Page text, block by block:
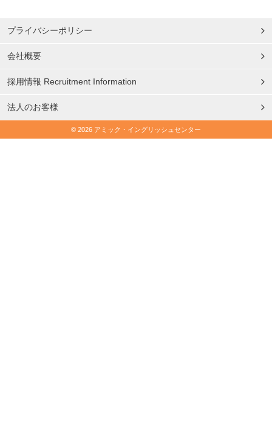
プライバシーポリシー
会社概要
採用情報 Recruitment Information
法人のお客様
© 2026 アミック・イングリッシュセンター